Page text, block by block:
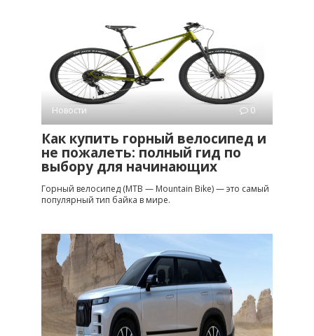
Новости 0
Как купить горный велосипед и
не пожалеть: полный гид по
выбору для начинающих
Горный велосипед (MTB — Mountain Bike) — это самый
популярный тип байка в мире.